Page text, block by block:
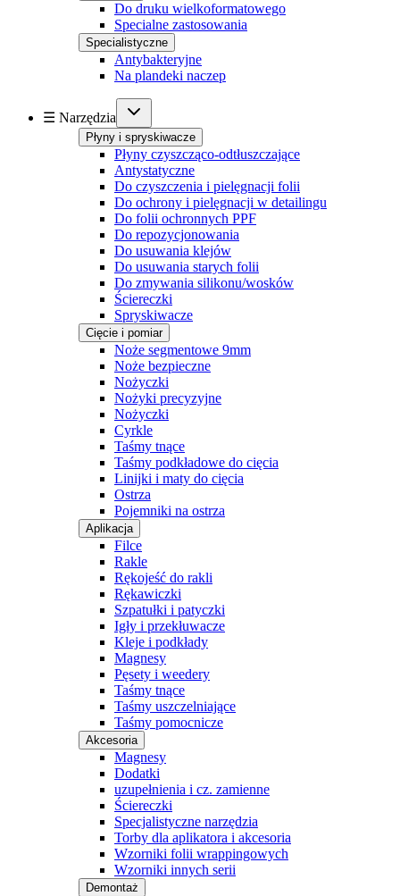
Do druku wielkoformatowego
Specialne zastosowania
Specialistyczne
Antybakteryjne
Na plandeki naczep
☰ Narzędzia
Płyny i spryskiwacze
Płyny czyszcząco-odtłuszczające
Antystatyczne
Do czyszczenia i pielęgnacji folii
Do ochrony i pielęgnacji w detailingu
Do folii ochronnych PPF
Do repozycjonowania
Do usuwania klejów
Do usuwania starych folii
Do zmywania silikonu/wosków
Ściereczki
Spryskiwacze
Cięcie i pomiar
Noże segmentowe 9mm
Noże bezpieczne
Nożyczki
Nożyki precyzyjne
Nożyczki
Cyrkle
Taśmy tnące
Taśmy podkładowe do cięcia
Linijki i maty do cięcia
Ostrza
Pojemniki na ostrza
Aplikacja
Filce
Rakle
Rękojeść do rakli
Rękawiczki
Szpatułki i patyczki
Igły i przekłuwacze
Kleje i podkłady
Magnesy
Pęsety i weedery
Taśmy tnące
Taśmy uszczelniające
Taśmy pomocnicze
Akcesoria
Magnesy
Dodatki
uzupełnienia i cz. zamienne
Ściereczki
Specjalistyczne narzędzia
Torby dla aplikatora i akcesoria
Wzorniki folii wrappingowych
Wzorniki innych serii
Demontaż